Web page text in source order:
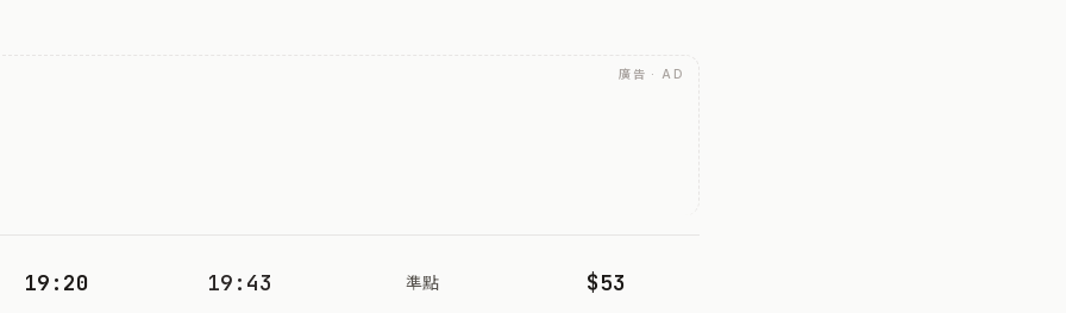
廣告 · AD
19:20 19:43 準點 $53